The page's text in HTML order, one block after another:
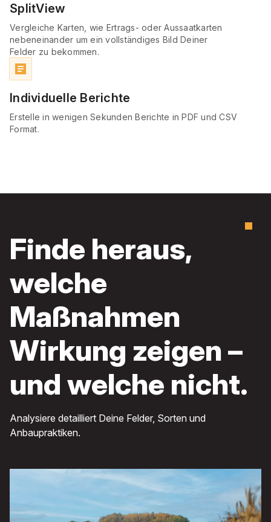
SplitView
Vergleiche Karten, wie Ertrags- oder Aussaatkarten
nebeneinander um ein vollständiges Bild Deiner
Felder zu bekommen.
article
Individuelle Berichte
Erstelle in wenigen Sekunden Berichte in PDF und CSV
Format.
Finde heraus,
welche
Maßnahmen
Wirkung zeigen –
und welche nicht.
Analysiere detailliert Deine Felder, Sorten und
Anbaupraktiken.